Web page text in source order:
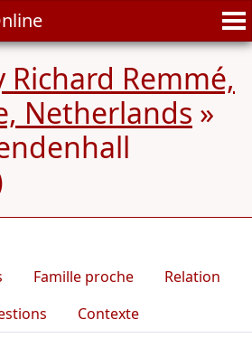
Richard Remmé,
Netherlands »
Famille proche
Relation
Contexte